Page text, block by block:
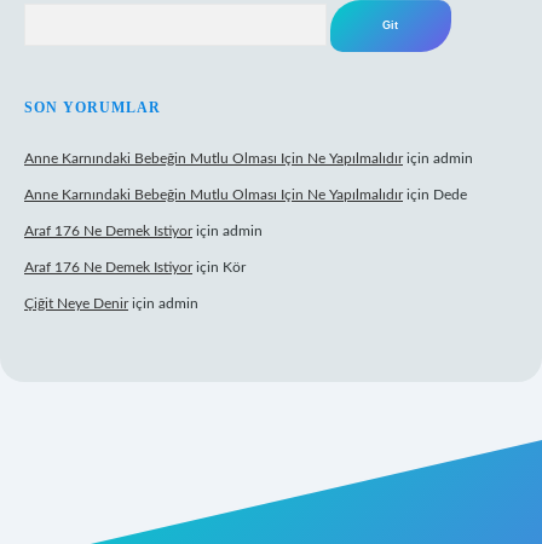
SON YORUMLAR
Anne Karnındaki Bebeğin Mutlu Olması Için Ne Yapılmalıdıriçin admin
Anne Karnındaki Bebeğin Mutlu Olması Için Ne Yapılmalıdıriçin Dede
Araf 176 Ne Demek Istiyoriçin admin
Araf 176 Ne Demek Istiyoriçin Kör
Çiğit Neye Deniriçin admin